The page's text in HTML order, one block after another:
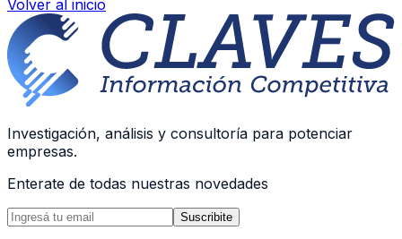
Volver al inicio
Investigación, análisis y consultoría para potenciar
empresas.
Enterate de todas nuestras novedades
Suscribite